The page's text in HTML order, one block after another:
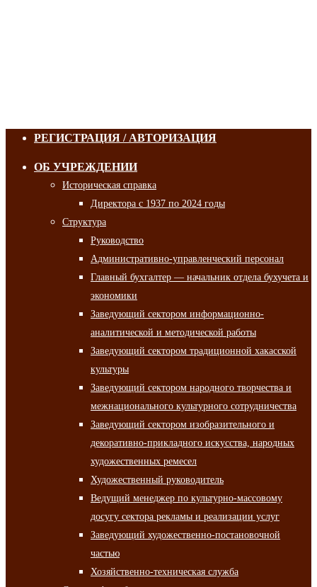
РЕГИСТРАЦИЯ / АВТОРИЗАЦИЯ
ОБ УЧРЕЖДЕНИИ
Историческая справка
Директора с 1937 по 2024 годы
Структура
Руководство
Административно-управленческий персонал
Главный бухгалтер — начальник отдела бухучета и
экономики
Заведующий сектором информационно-
аналитической и методической работы
Заведующий сектором традиционной хакасской
культуры
Заведующий сектором народного творчества и
межнационального культурного сотрудничества
Заведующий сектором изобразительного и
декоративно-прикладного искусства, народных
художественных ремесел
Художественный руководитель
Ведущий менеджер по культурно-массовому
досугу сектора рекламы и реализации услуг
Заведующий художественно-постановочной
частью
Хозяйственно-техническая служба